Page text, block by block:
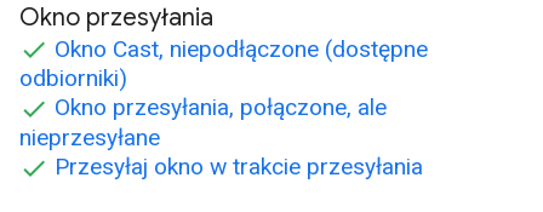
Okno przesyłania
Okno Cast, niepodłączone (dostępne
odbiorniki)
Okno przesyłania, połączone, ale
nieprzesyłane
Przesyłaj okno w trakcie przesyłania